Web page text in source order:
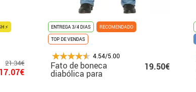
⚡
21.34€
17.07€
ENTREGA 3/4 DIAS
RECOMENDADO
TOP DE VENDAS
4.54/5.00
Fato de boneca
diabólica para
19.50€